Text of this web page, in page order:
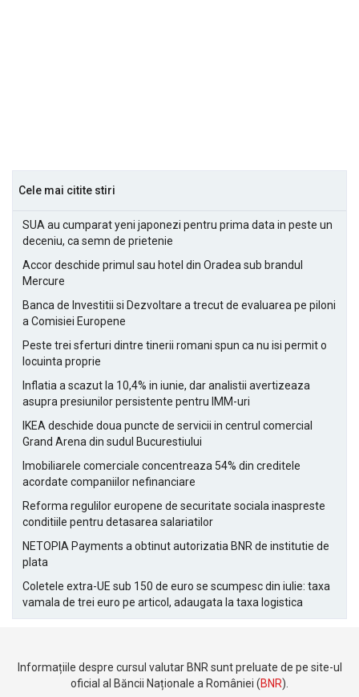
Cele mai citite stiri
SUA au cumparat yeni japonezi pentru prima data in peste un
deceniu, ca semn de prietenie
Accor deschide primul sau hotel din Oradea sub brandul
Mercure
Banca de Investitii si Dezvoltare a trecut de evaluarea pe piloni
a Comisiei Europene
Peste trei sferturi dintre tinerii romani spun ca nu isi permit o
locuinta proprie
Inflatia a scazut la 10,4% in iunie, dar analistii avertizeaza
asupra presiunilor persistente pentru IMM-uri
IKEA deschide doua puncte de servicii in centrul comercial
Grand Arena din sudul Bucurestiului
Imobiliarele comerciale concentreaza 54% din creditele
acordate companiilor nefinanciare
Reforma regulilor europene de securitate sociala inaspreste
conditiile pentru detasarea salariatilor
NETOPIA Payments a obtinut autorizatia BNR de institutie de
plata
Coletele extra-UE sub 150 de euro se scumpesc din iulie: taxa
vamala de trei euro pe articol, adaugata la taxa logistica
Informațiile despre cursul valutar BNR sunt preluate de pe site-ul
oficial al Băncii Naționale a României (BNR).